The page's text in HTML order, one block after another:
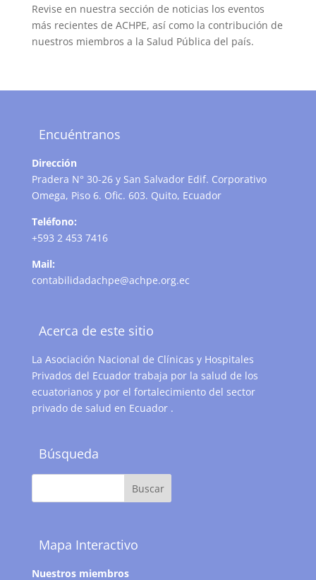
Revise en nuestra sección de noticias los eventos
más recientes de ACHPE, así como la contribución de
nuestros miembros a la Salud Pública del país.
Encuéntranos
Dirección
Pradera N° 30-26 y San Salvador Edif. Corporativo
Omega, Piso 6. Ofic. 603. Quito, Ecuador
Teléfono:
+593 2 453 7416
Mail:
contabilidadachpe@achpe.org.ec
Acerca de este sitio
La Asociación Nacional de Clínicas y Hospitales
Privados del Ecuador trabaja por la salud de los
ecuatorianos y por el fortalecimiento del sector
privado de salud en Ecuador .
Búsqueda
Mapa Interactivo
Nuestros miembros